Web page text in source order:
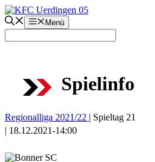
Zum
Inhalt
springen
Menü
Spielinfo
Regionalliga 2021/22 | Spieltag 21
| 18.12.2021-14:00